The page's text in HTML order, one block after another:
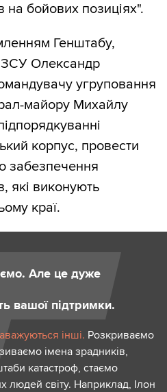
на бойових позиціях".
Генштабу,
Олександр
угруповання
майору Михайлу
корпус, провести
забезпечення
які виконують
краї.
Але це дуже
вашої підтримки.
інші. Розкриваємо
імена зрадників,
катастроф, стаємо
людей світу. Наприклад, Ілон